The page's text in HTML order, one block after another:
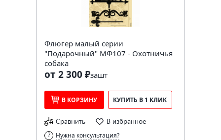
Флюгер малый серии
"Подарочный" МФ107 - Охотничья
собака
от 2 300 ₽зашт
В КОРЗИНУ КУПИТЬ В 1 КЛИК
Сравнить В избранное
Нужна консультация?